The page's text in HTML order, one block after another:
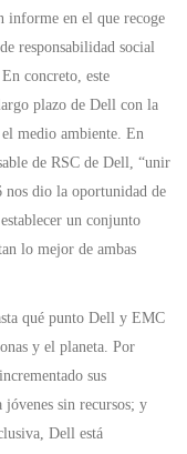
informe en el que recoge
responsabilidad social
concreto, este
plazo de Dell con la
medio ambiente. En
de RSC de Dell, “unir
nos dio la oportunidad de
un conjunto
lo mejor de ambas
qué punto Dell y EMC
y el planeta. Por
sus
sin recursos; y
Dell está